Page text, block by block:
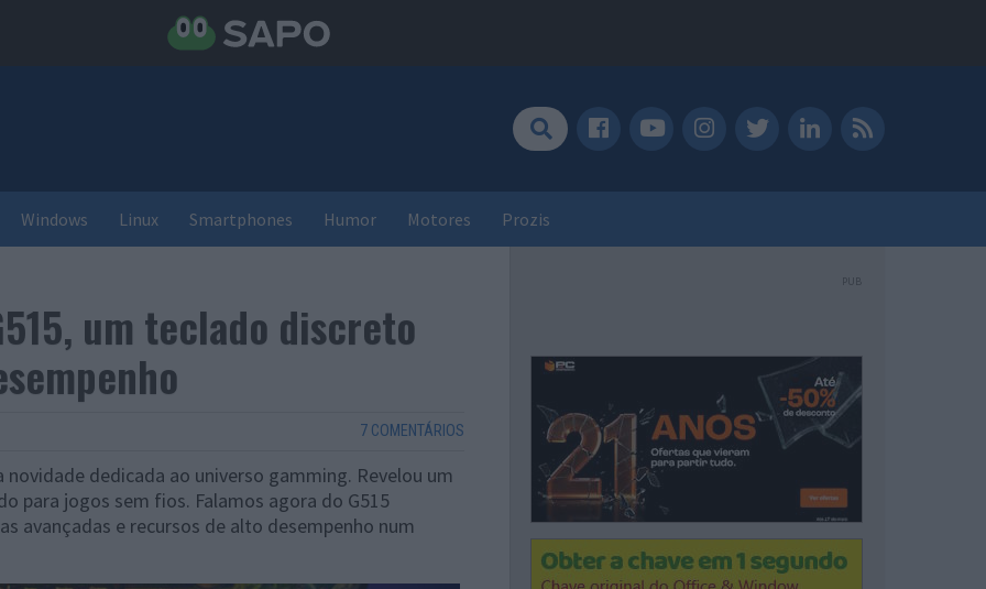
Windows Linux Smartphones Humor Motores Prozis
um teclado discreto
7 COMENTÁRIOS
novidade dedicada ao universo gamming. Revelou um
para jogos sem fios. Falamos agora do G515
avançadas e recursos de alto desempenho num
PUB